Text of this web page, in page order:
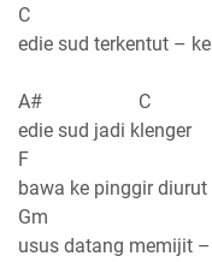
C
edie sud terkentut –
A# C
edie sud jadi klenger
F
bawa ke pinggir diurut
Gm
usus datang memijit